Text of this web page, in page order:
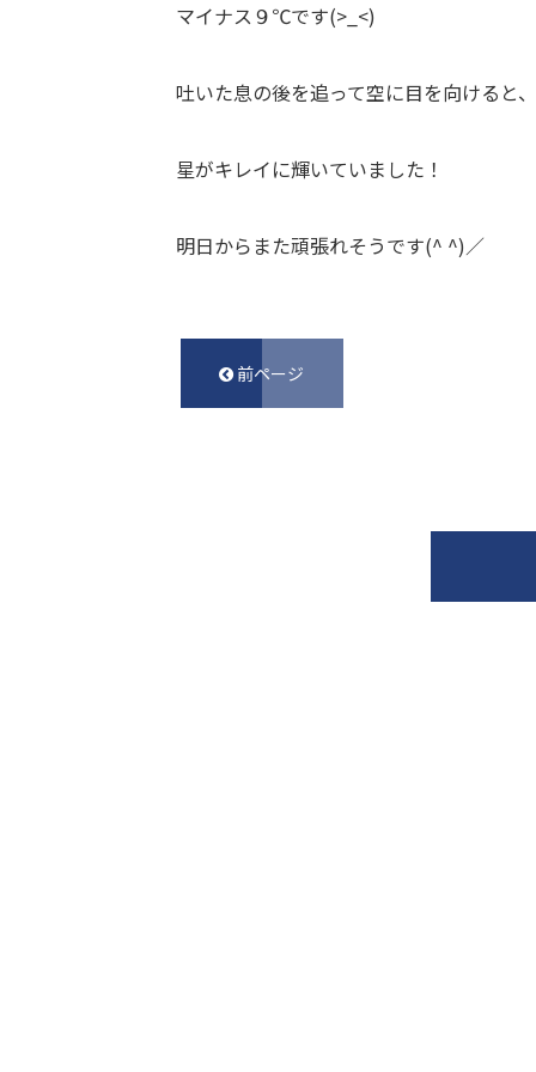
マイナス９℃です(>_<)
吐いた息の後を追って空に目を向けると、
星がキレイに輝いていました！
明日からまた頑張れそうです(^ ^)／
前ページ